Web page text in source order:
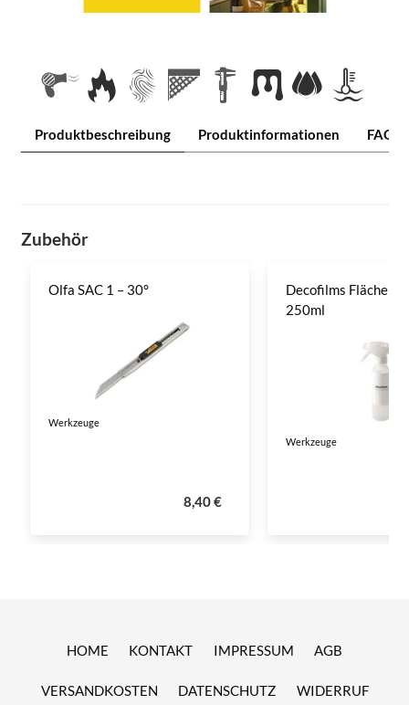
Produktbeschreibung Produktinformationen FAQ
Zubehör
Olfa SAC 1 – 30°
Werkzeuge
8,40 €
Decofilms
250ml
Werkzeuge
HOME KONTAKT IMPRESSUM AGB
VERSANDKOSTEN DATENSCHUTZ WIDERRUF